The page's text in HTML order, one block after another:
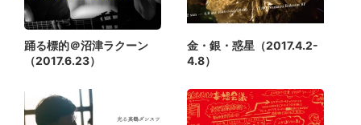
踊る標的＠沼津ラクーン
（2017.6.23）
金・銀・惑星（2017.4.2-
4.8）